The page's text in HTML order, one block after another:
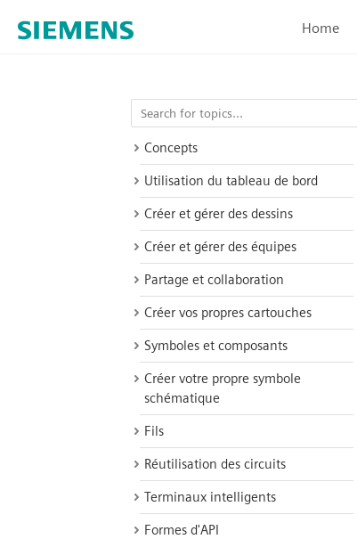
Home
Concepts
Utilisation du tableau de bord
Créer et gérer des dessins
Créer et gérer des équipes
Partage et collaboration
Créer vos propres cartouches
Symboles et composants
Créer votre propre symbole
schématique
Fils
Réutilisation des circuits
Terminaux intelligents
Formes d'API